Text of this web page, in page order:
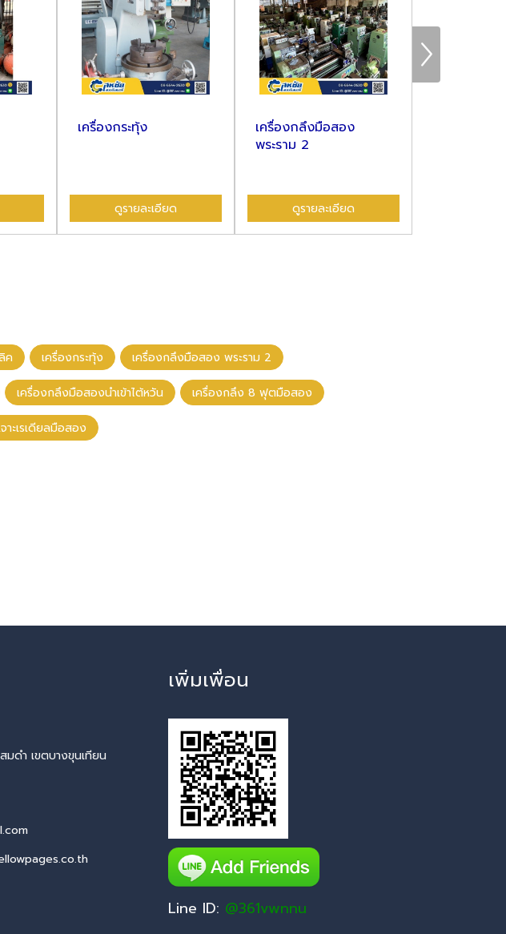
เครื่องกระทุ้ง
ดูรายละเอียด
เครื่องกลึงมือสอง
พระราม 2
ดูรายละเอียด
ค เครื่องกระทุ้ง เครื่องกลึงมือสอง พระราม 2
เครื่องกลึงมือสองนําเข้าไต้หวัน เครื่องกลึง 8 ฟุตมือสอง
าะเรเดียลมือสอง
ดำ เขตบางขุนเทียน
เพิ่มเพื่อน
Line ID: @361vwnnu